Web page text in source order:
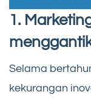
1.
Selama
kekurangan